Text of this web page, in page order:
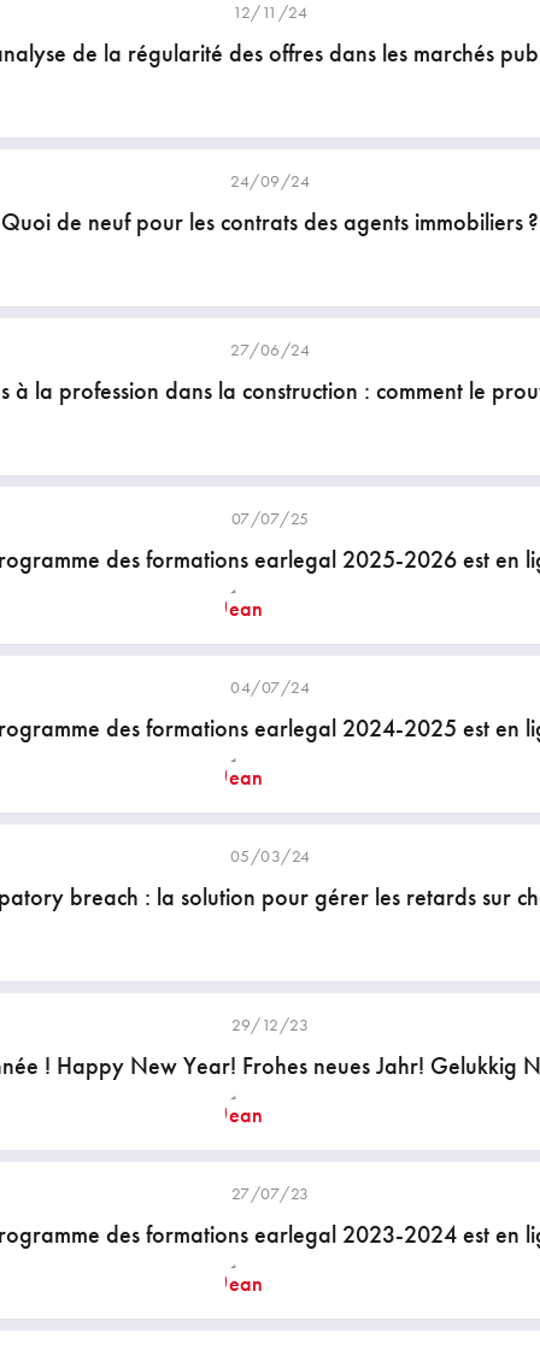
12/11/24
de la régularité des offres dans les marchés
24/09/24
Quoi de neuf pour les contrats des agents immobiliers ?
27/06/24
à la profession dans la construction : comment le
07/07/25
des formations earlegal 2025-2026 est en
04/07/24
des formations earlegal 2024-2025 est en
05/03/24
breach : la solution pour gérer les retards sur
29/12/23
! Happy New Year! Frohes neues Jahr! Gelukkig
27/07/23
des formations earlegal 2023-2024 est en